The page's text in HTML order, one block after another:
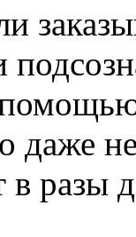
даже
в разы